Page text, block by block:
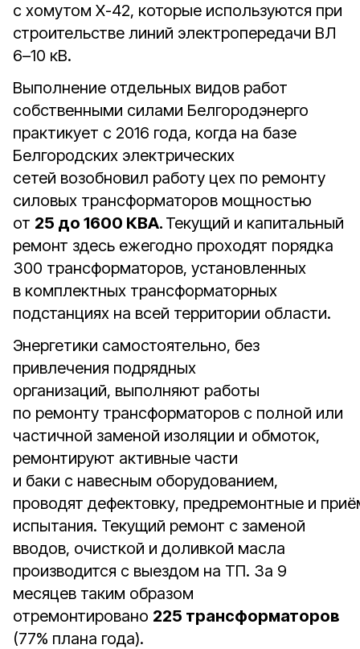
с хомутом Х-42, которые используются при
строительстве линий электропередачи ВЛ
6–10 кВ.
Выполнение отдельных видов работ
собственными силами Белгородэнерго
практикует с 2016 года, когда на базе
Белгородских электрических
сетей возобновил работу цех по ремонту
силовых трансформаторов мощностью
от 25 до 1600 КВА. Текущий и капитальный
ремонт здесь ежегодно проходят порядка
300 трансформаторов, установленных
в комплектных трансформаторных
подстанциях на всей территории области.
Энергетики самостоятельно, без
привлечения подрядных
организаций, выполняют работы
по ремонту трансформаторов с полной или
частичной заменой изоляции и обмоток,
ремонтируют активные части
и баки с навесным оборудованием,
проводят дефектовку, предремонтные и
испытания. Текущий ремонт с заменой
вводов, очисткой и доливкой масла
производится с выездом на ТП. За 9
месяцев таким образом
отремонтировано 225 трансформаторов
(77% плана года).